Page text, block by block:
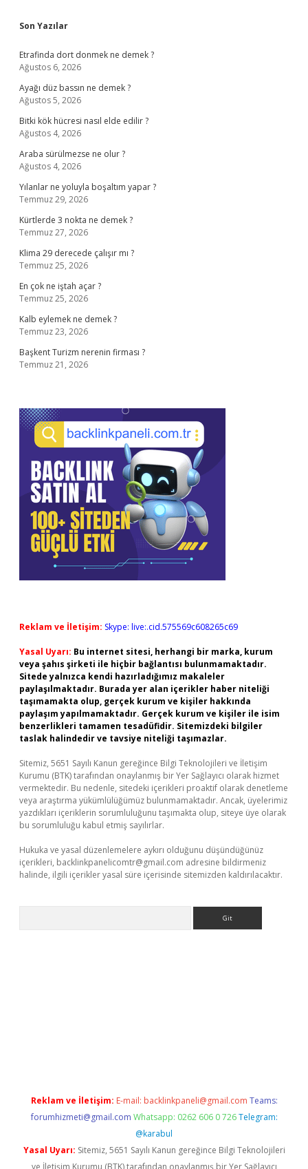
Sidebar
Son Yazılar
Etrafinda dort donmek ne demek ?
Ağustos 6, 2026
Ayağı düz bassın ne demek ?
Ağustos 5, 2026
Bitki kök hücresi nasıl elde edilir ?
Ağustos 4, 2026
Araba sürülmezse ne olur ?
Ağustos 4, 2026
Yılanlar ne yoluyla boşaltım yapar ?
Temmuz 29, 2026
Kürtlerde 3 nokta ne demek ?
Temmuz 27, 2026
Klima 29 derecede çalışır mı ?
Temmuz 25, 2026
En çok ne iştah açar ?
Temmuz 25, 2026
Kalb eylemek ne demek ?
Temmuz 23, 2026
Başkent Turizm nerenin firması ?
Temmuz 21, 2026
Reklam ve İletişim: Skype: live:.cid.575569c608265c69
Yasal Uyarı: Bu internet sitesi, herhangi bir marka, kurum
veya şahıs şirketi ile hiçbir bağlantısı bulunmamaktadır.
Sitede yalnızca kendi hazırladığımız makaleler
paylaşılmaktadır. Burada yer alan içerikler haber niteliği
taşımamakta olup, gerçek kurum ve kişiler hakkında
paylaşım yapılmamaktadır. Gerçek kurum ve kişiler ile isim
benzerlikleri tamamen tesadüfidir. Sitemizdeki bilgiler
taslak halindedir ve tavsiye niteliği taşımazlar.
Sitemiz, 5651 Sayılı Kanun gereğince Bilgi Teknolojileri ve İletişim
Kurumu (BTK) tarafından onaylanmış bir Yer Sağlayıcı olarak hizmet
vermektedir. Bu nedenle, sitedeki içerikleri proaktif olarak denetleme
veya araştırma yükümlülüğümüz bulunmamaktadır. Ancak, üyelerimiz
yazdıkları içeriklerin sorumluluğunu taşımakta olup, siteye üye olarak
bu sorumluluğu kabul etmiş sayılırlar.
Hukuka ve yasal düzenlemelere aykırı olduğunu düşündüğünüz
içerikleri, backlinkpanelicomtr@gmail.com adresine bildirmeniz
halinde, ilgili içerikler yasal süre içerisinde sitemizden kaldırılacaktır.
Reklam ve İletişim: E-mail: backlinkpaneli@gmail.com Teams:
forumhizmeti@gmail.com Whatsapp: 0262 606 0 726 Telegram:
@karabul
Yasal Uyarı: Sitemiz, 5651 Sayılı Kanun gereğince Bilgi Teknolojileri
ve İletişim Kurumu (BTK) tarafından onaylanmış bir Yer Sağlayıcı